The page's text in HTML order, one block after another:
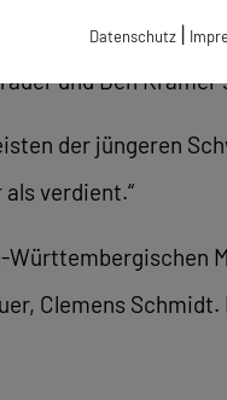
mit einer
und Ben
der jüngeren
verdient.“
Clemens
Datenschutz |